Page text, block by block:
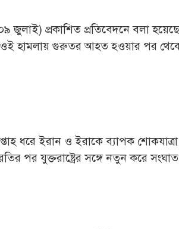
জুলাই) প্রকাশিত প্রতিবেদনে বলা
ওই হামলায় গুরুতর আহত হওয়ার পর
ধরে ইরান ও ইরাকে ব্যাপক
পর যুক্তরাষ্ট্রের সঙ্গে নতুন করে